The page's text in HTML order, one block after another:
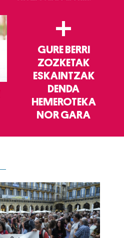
+
GURE BERRI
ZOZKETAK
ESKAINTZAK
DENDA
HEMEROTEKA
NOR GARA